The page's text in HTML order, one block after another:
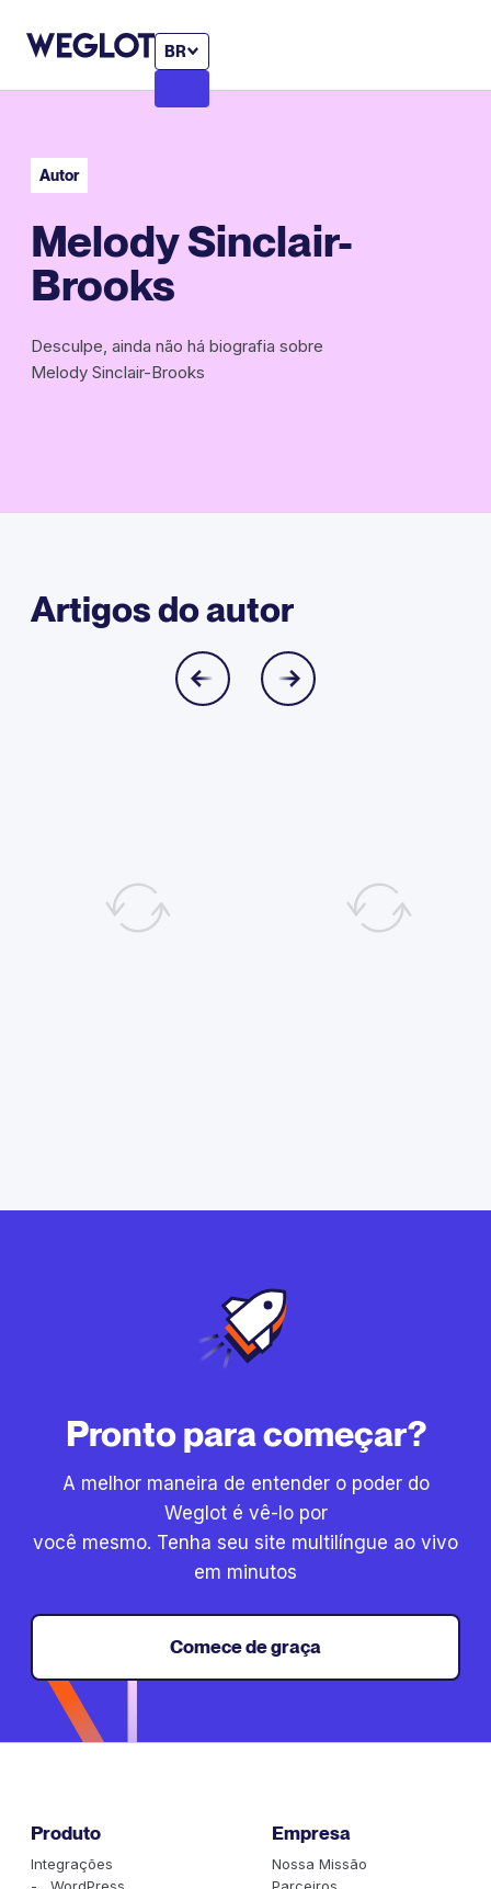
BR
Autor
Melody Sinclair-
Brooks
Desculpe, ainda não há biografia sobre
Melody Sinclair-Brooks
Artigos do autor
Pronto para começar?
A melhor maneira de entender o poder do
Weglot é vê-lo por
você mesmo. Tenha seu site multilíngue ao vivo
em minutos
Comece de graça
Produto
Integrações
- WordPress
Empresa
Nossa Missão
Parceiros